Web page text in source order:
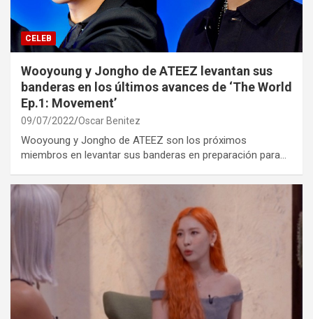
CELEB
Wooyoung y Jongho de ATEEZ levantan sus
banderas en los últimos avances de ‘The World
Ep.1: Movement’
09/07/2022 Oscar Benitez
Wooyoung y Jongho de ATEEZ son los próximos
miembros en levantar sus banderas en preparación para…